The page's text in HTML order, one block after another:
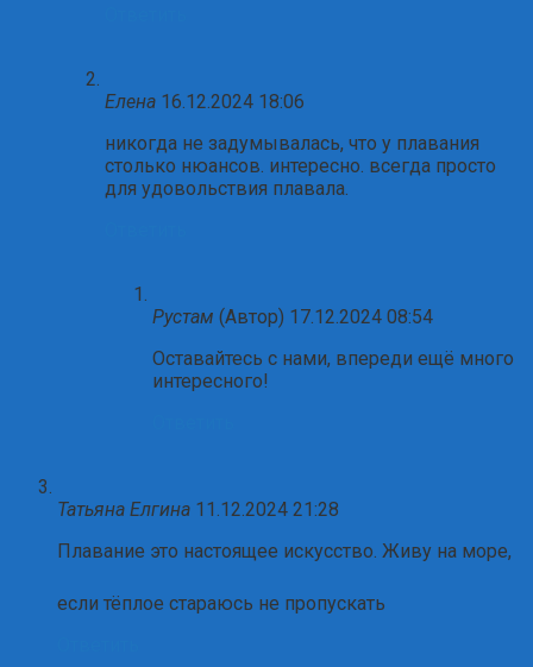
Елена 16.12.2024 18:06
никогда не задумывалась, что у плавания
столько нюансов. интересно. всегда просто
для удовольствия плавала.
Рустам (Автор) 17.12.2024 08:54
Оставайтесь с нами, впереди ещё много
интересного!
Татьяна Елгина 11.12.2024 21:28
Плавание это настоящее искусство. Живу на море,
если тёплое стараюсь не пропускать